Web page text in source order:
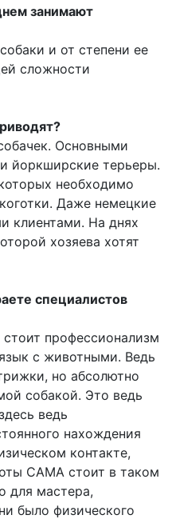
занимают
и от степени ее
сложности
Основными
йоркширские терьеры.
необходимо
Даже немецкие
клиентами. На днях
хозяева хотят
специалистов
профессионализм
с животными. Ведь
но абсолютно
собакой. Это ведь
ведь
нахождения
контакте,
САМА стоит в таком
для мастера,
было физического